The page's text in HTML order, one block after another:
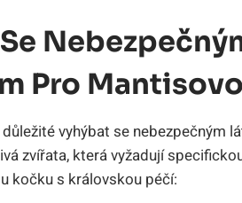
Pro
vyhýbat se nebezpečným
zvířata, která vyžadují
kočku s královskou péčí: